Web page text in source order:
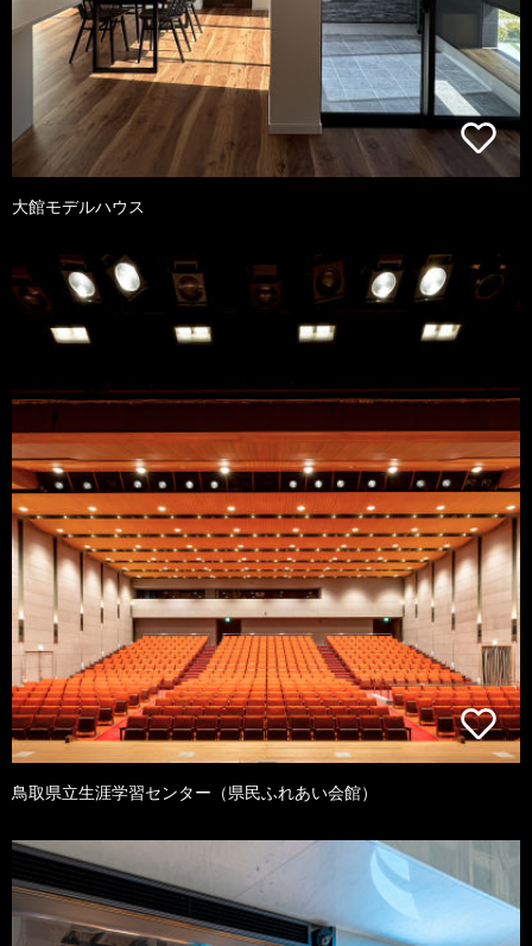
大館モデルハウス
鳥取県立生涯学習センター（県民ふれあい会館）